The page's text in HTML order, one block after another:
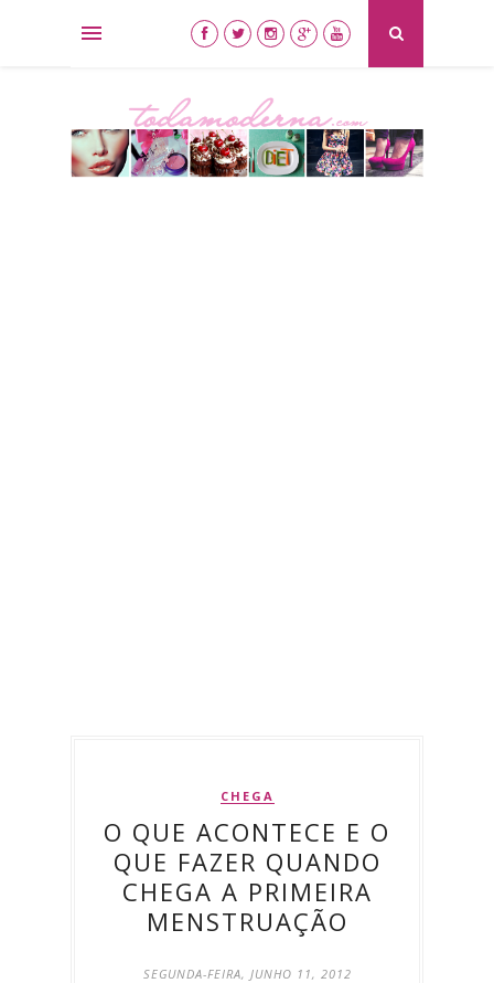
CHEGA
O QUE ACONTECE E O
QUE FAZER QUANDO
CHEGA A PRIMEIRA
MENSTRUAÇÃO
SEGUNDA-FEIRA, JUNHO 11, 2012